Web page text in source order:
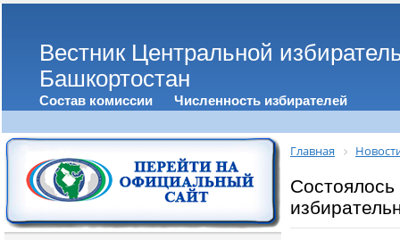
Вестник Центральной
Башкортостан
Состав комиссии Численность избирателей
Главная